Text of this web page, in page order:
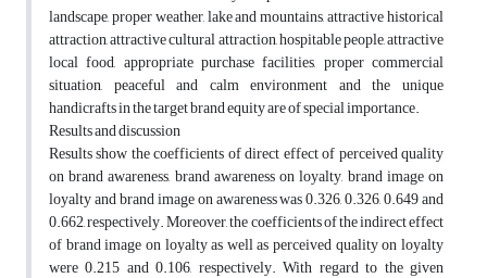
landscape, proper weather, lake and mountains, attractive historical
attraction, attractive cultural attraction, hospitable people, attractive
local food, appropriate purchase facilities, proper commercial
situation, peaceful and calm environment and the unique
handicrafts in the target brand equity are of special importance.
Results and discussion
Results show the coefficients of direct effect of perceived quality
on brand awareness, brand awareness on loyalty, brand image on
loyalty and brand image on awareness was 0.326, 0.326, 0.649 and
0.662, respectively. Moreover, the coefficients of the indirect effect
of brand image on loyalty as well as perceived quality on loyalty
were 0.215 and 0.106, respectively. With regard to the given